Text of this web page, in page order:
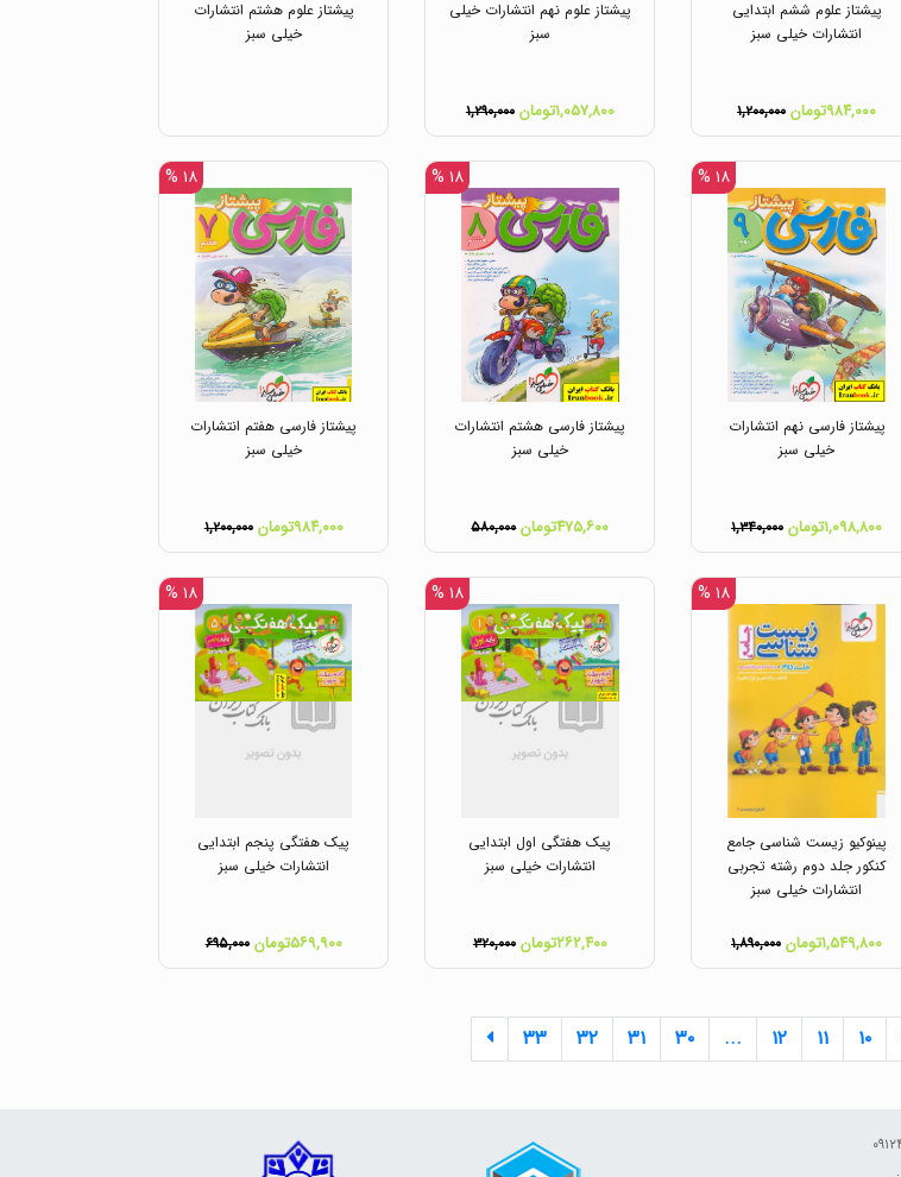
پیشتاز علوم ششم ابتدایی
انتشارات خیلی سبز
۹۸۴,۰۰۰تومان ۱,۲۰۰,۰۰۰
پیشتاز علوم نهم انتشارات خیلی
سبز
۱,۰۵۷,۸۰۰تومان ۱,۲۹۰,۰۰۰
پیشتاز علوم هشتم انتشارات
خیلی سبز
۱۸ %
پیشتاز فارسی نهم انتشارات
خیلی سبز
۱,۰۹۸,۸۰۰تومان ۱,۳۴۰,۰۰۰
۱۸ %
پیشتاز فارسی هشتم انتشارات
خیلی سبز
۴۷۵,۶۰۰تومان ۵۸۰,۰۰۰
۱۸ %
پیشتاز فارسی هفتم انتشارات
خیلی سبز
۹۸۴,۰۰۰تومان ۱,۲۰۰,۰۰۰
۱۸ %
پینوکیو زیست شناسی جامع
کنکور جلد دوم رشته تجربی
انتشارات خیلی سبز
۱,۵۴۹,۸۰۰تومان ۱,۸۹۰,۰۰۰
۱۸ %
پیک هفتگی اول ابتدایی
انتشارات خیلی سبز
۲۶۲,۴۰۰تومان ۳۲۰,۰۰۰
۱۸ %
پیک هفتگی پنجم ابتدایی
انتشارات خیلی سبز
۵۶۹,۹۰۰تومان ۶۹۵,۰۰۰
۱۰ ۱۱ ۱۲ ... ۳۰ ۳۱ ۳۲ ۳۳